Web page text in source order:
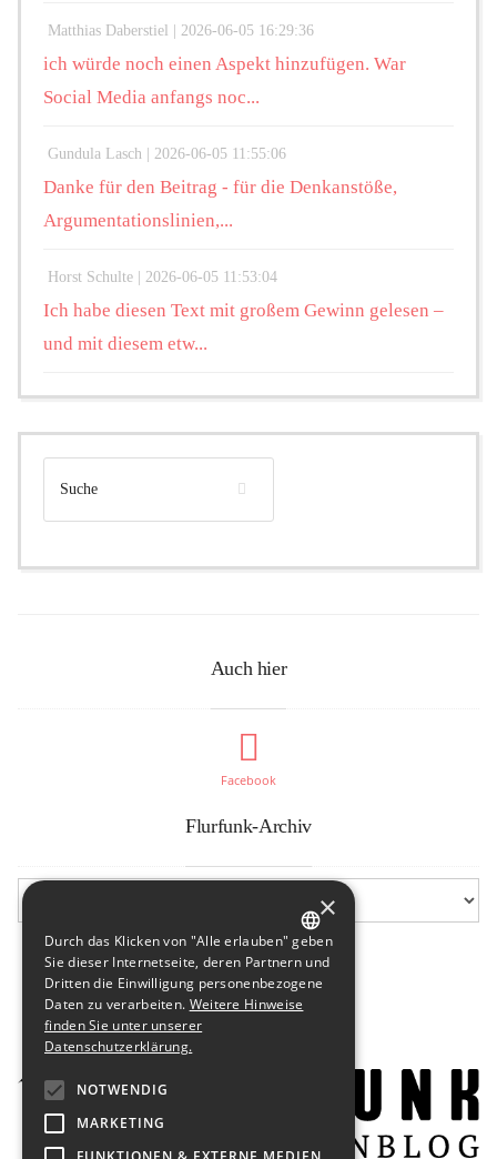
Matthias Daberstiel | 2026-06-05 16:29:36
ich würde noch einen Aspekt hinzufügen. War
Social Media anfangs noc...
Gundula Lasch | 2026-06-05 11:55:06
Danke für den Beitrag - für die Denkanstöße,
Argumentationslinien,...
Horst Schulte | 2026-06-05 11:53:04
Ich habe diesen Text mit großem Gewinn gelesen –
und mit diesem etw...
Auch hier
Facebook
Flurfunk-Archiv
GERMAN
ENGLISH
×
Durch das Klicken von "Alle erlauben" geben
Sie dieser Internetseite, deren Partnern und
Dritten die Einwilligung personenbezogene
Daten zu verarbeiten. Weitere Hinweise
finden Sie unter unserer
Datenschutzerklärung.
NOTWENDIG
MARKETING